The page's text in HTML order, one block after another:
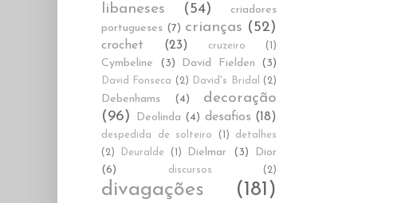
libaneses
(54)
criadores
portugueses (7) crianças (52)
crochet (23) cruzeiro (1)
Cymbeline (3) David Fielden (3)
David Fonseca (2) David's Bridal (2)
Debenhams (4)
decoração
(96)
Deolinda (4) desafios (18)
despedida de solteiro (1)
detalhes
(2)
Deuralde (1) Dielmar (3)
Dior
(6)
discursos (2)
divagações (181)